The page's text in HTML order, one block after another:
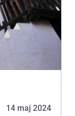
14 maj 2024